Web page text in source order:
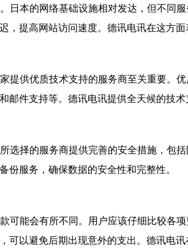
日本的网络基础设施相对发达，但不同
提高网站访问速度。德讯电讯在这方
提供优质技术支持的服务商至关重要。
件支持等。德讯电讯提供全天候的技
选择的服务商提供完善的安全措施，包
份服务，确保数据的安全性和完整性。
可能会有所不同。用户应该仔细比较各
以避免后期出现意外的支出。德讯电